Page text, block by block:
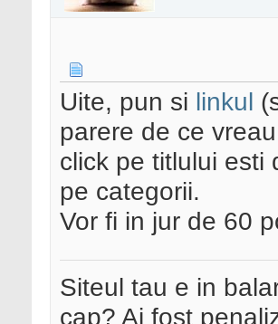
Uite, pun si linkul
parere de ce
click pe titlului esti
pe categorii.
Vor fi in jur de 60
Siteul tau e in
cap? Ai fost